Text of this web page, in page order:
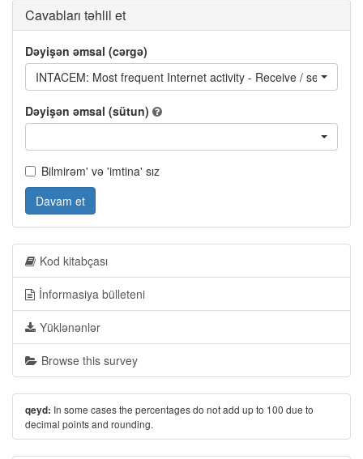
Cavabları təhlil et
Dəyişən əmsal (cərgə)
INTACEM: Most frequent Internet activity - Receive / send
Dəyişən əmsal (sütun)
Bilmirəm' və 'imtina' sız
Davam et
Kod kitabçası
İnformasiya bülleteni
Yüklənənlər
Browse this survey
qeyd: In some cases the percentages do not add up to 100 due to
decimal points and rounding.